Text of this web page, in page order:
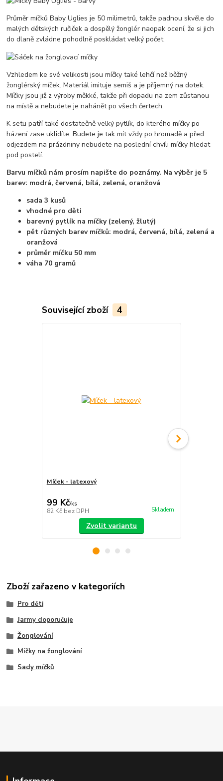
Průměr míčků Baby Uglies je 50 milimetrů, takže padnou skvěle do
malých dětských ručiček a dospělý žonglér naopak ocení, že si jich
do dlaně zvládne pohodlně poskládat velký počet.
Vzhledem ke své velikosti jsou míčky také lehčí než běžný
žonglérský míček. Materiál imituje semiš a je příjemný na dotek.
Míčky jsou již z výroby měkké, takže při dopadu na zem zůstanou
na místě a nebudete je nahánět po všech čertech.
K setu patří také dostatečně velký pytlík, do kterého míčky po
házení zase uklidíte. Budete je tak mít vždy po hromadě a před
odjezdem na prázdniny nebudete na poslední chvíli míčky hledat
pod postelí.
Barvu míčků nám prosím napište do poznámy. Na výběr je 5
barev: modrá, červená, bílá, zelená, oranžová
sada 3 kusů
vhodné pro děti
barevný pytlík na míčky (zelený, žlutý)
pět různých barev míčků: modrá, červená, bílá, zelená a
oranžová
průměr míčku 50 mm
váha 70 gramů
Související zboží 4
Míček - latexový
99 Kč/ks
82 Kč bez DPH Skladem
Zvolit variantu
Zboží zařazeno v kategoriích
Pro děti
Jarmy doporučuje
Žonglování
Míčky na žonglování
Sady míčků